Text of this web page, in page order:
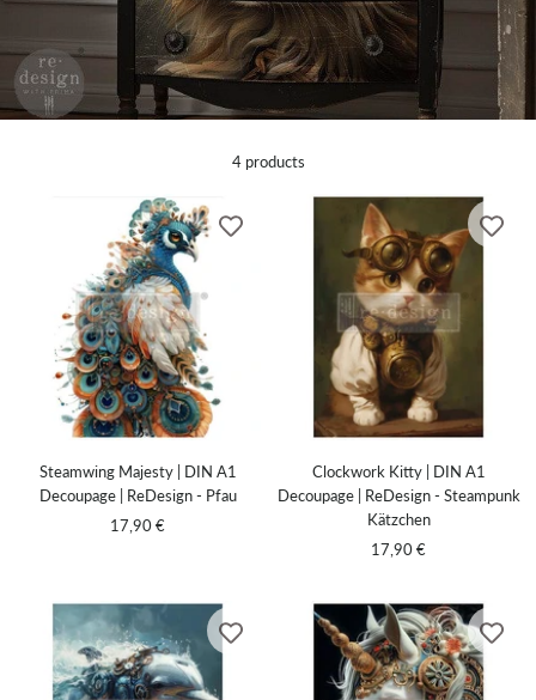
4 products
Steamwing Majesty | DIN A1
Decoupage | ReDesign - Pfau
Sale
17,90 €
Clockwork Kitty | DIN A1
Decoupage | ReDesign - Steampunk
Kätzchen
Sale
17,90 €